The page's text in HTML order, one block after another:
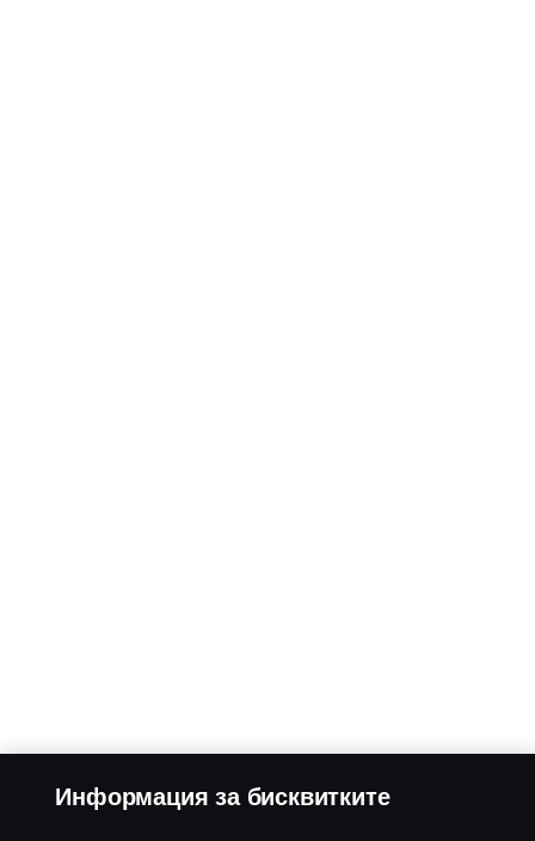
Информация за бисквитките